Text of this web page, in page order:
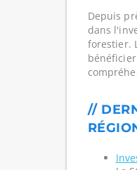
Depuis
dans
forestier.
//